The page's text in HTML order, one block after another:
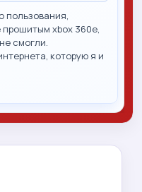
пользования,
xbox 360e,
смогли.
которую я и